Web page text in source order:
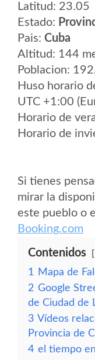
Latitud: 23.05
Estado:
Pais: Cuba
Altitud: 144
Poblacion:
Huso horario
UTC +1:00
Horario de
Horario de
Si tienes
mirar la
este pueblo o
Booking.com
Contenidos
1
Mapa de
2 Google
de Ciudad de
3 Vídeos
Provincia de
4 el tiempo